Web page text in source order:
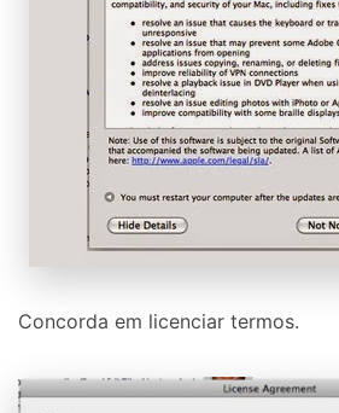
Concorda em licenciar termos.